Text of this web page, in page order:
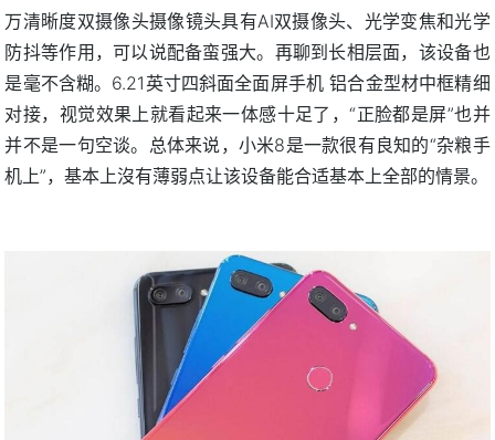
万清晰度双摄像头摄像镜头具有AI双摄像头、光学变焦和光学
防抖等作用，可以说配备蛮强大。再聊到长相层面，该设备也
是毫不含糊。6.21英寸四斜面全面屏手机 铝合金型材中框精细
对接，视觉效果上就看起来一体感十足了，“正脸都是屏”也并
并不是一句空谈。总体来说，小米8是一款很有良知的“杂粮手
机上”，基本上沒有薄弱点让该设备能合适基本上全部的情景。